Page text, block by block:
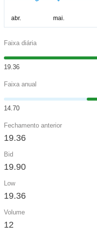
Faixa diária
19.36
Faixa anual
14.70
Fechamento anterior
19.36
Bid
19.90
Low
19.36
Volume
12